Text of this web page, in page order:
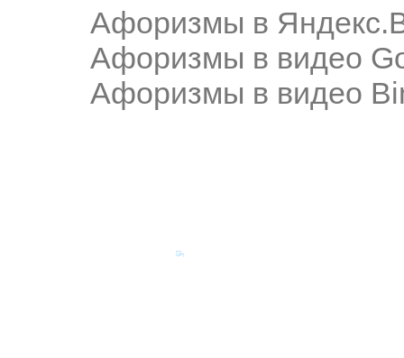
Афоризмы в
Афоризмы в видео
Афоризмы в видео